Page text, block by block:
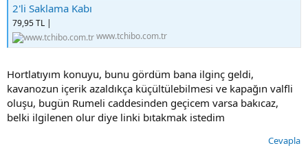
2'li Saklama Kabı
79,95 TL |
www.tchibo.com.tr
Hortlatıyım konuyu, bunu gördüm bana ilginç geldi,
kavanozun içerik azaldıkça küçültülebilmesi ve kapağın valfli
oluşu, bugün Rumeli caddesinden geçicem varsa bakıcaz,
belki ilgilenen olur diye linki bıtakmak istedim
Cevapla